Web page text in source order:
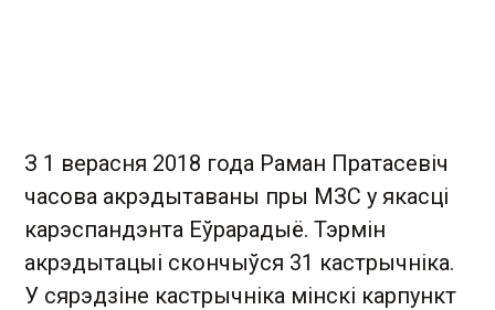
З 1 верасня 2018 года Раман Пратасевіч
часова акрэдытаваны пры МЗС у якасці
карэспандэнта Еўрарадыё. Тэрмін
акрэдытацыі скончыўся 31 кастрычніка.
У сярэдзіне кастрычніка мінскі карпункт